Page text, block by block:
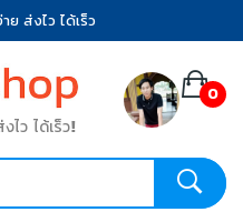
ส่งไว ได้เร็ว
ไว ได้เร็ว!
0